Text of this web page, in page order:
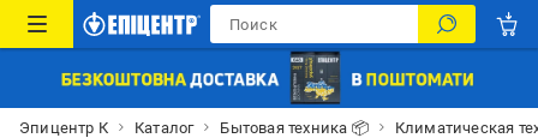
Эпицентр К Каталог Бытовая техника 📦 Климатическая